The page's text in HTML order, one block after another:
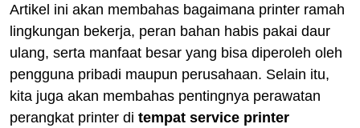
Artikel ini akan membahas bagaimana printer ramah
lingkungan bekerja, peran bahan habis pakai daur
ulang, serta manfaat besar yang bisa diperoleh oleh
pengguna pribadi maupun perusahaan. Selain itu,
kita juga akan membahas pentingnya perawatan
perangkat printer di tempat service printer